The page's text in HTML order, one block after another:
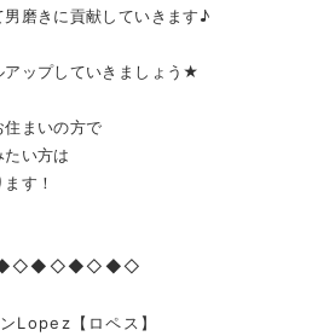
磨きに貢献していきます♪
アップしていきましょう★
まいの方で
い方は
す！
Lopez 【ロペス】